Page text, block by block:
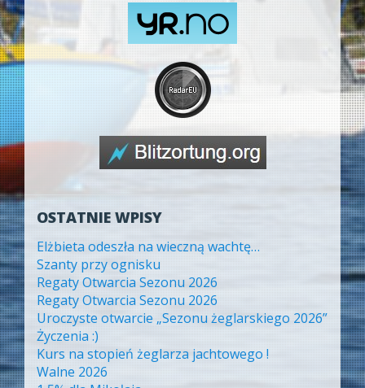
OSTATNIE WPISY
Elżbieta odeszła na wieczną wachtę…
Szanty przy ognisku
Regaty Otwarcia Sezonu 2026
Regaty Otwarcia Sezonu 2026
Uroczyste otwarcie „Sezonu żeglarskiego 2026”
Życzenia :)
Kurs na stopień żeglarza jachtowego !
Walne 2026